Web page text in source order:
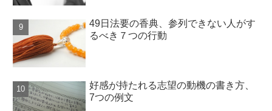
49日法要の香典、参列できない人がす
るべき７つの行動
好感が持たれる志望の動機の書き方、
7つの例文